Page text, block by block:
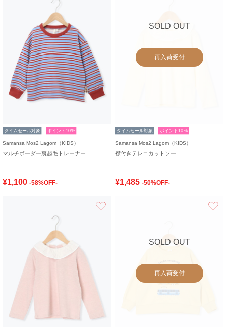
タイムセール対象 ポイント10%
Samansa Mos2 Lagom（KIDS）
マルチボーダー裏起毛トレーナー
¥1,100 -58%OFF-
SOLD OUT
再入荷受付
タイムセール対象 ポイント10%
Samansa Mos2 Lagom（KIDS）
襟付きテレコカットソー
¥1,485 -50%OFF-
SOLD OUT
再入荷受付